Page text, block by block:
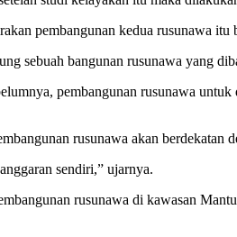
pembangunan kedua rusunawa itu
sebuah bangunan rusunawa yang
pembangunan rusunawa
rusunawa akan berdekatan
sendiri,” ujarnya.
rusunawa di kawasan